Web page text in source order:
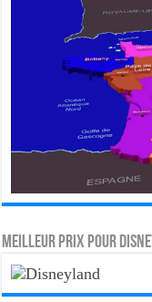
MEILLEUR PRIX POUR